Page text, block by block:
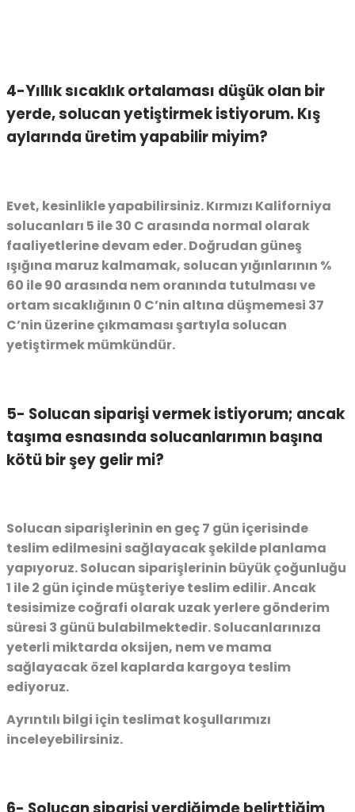
4-Yıllık sıcaklık ortalaması düşük olan bir
yerde, solucan yetiştirmek istiyorum. Kış
aylarında üretim yapabilir miyim?
Evet, kesinlikle yapabilirsiniz. Kırmızı Kaliforniya
solucanları 5 ile 30 C arasında normal olarak
faaliyetlerine devam eder. Doğrudan güneş
ışığına maruz kalmamak, solucan yığınlarının %
60 ile 90 arasında nem oranında tutulması ve
ortam sıcaklığının 0 C’nin altına düşmemesi 37
C’nin üzerine çıkmaması şartıyla solucan
yetiştirmek mümkündür.
5- Solucan siparişi vermek istiyorum; ancak
taşıma esnasında solucanlarımın başına
kötü bir şey gelir mi?
Solucan siparişlerinin en geç 7 gün içerisinde
teslim edilmesini sağlayacak şekilde planlama
yapıyoruz. Solucan siparişlerinin büyük çoğunluğu
1 ile 2 gün içinde müşteriye teslim edilir. Ancak
tesisimize coğrafi olarak uzak yerlere gönderim
süresi 3 günü bulabilmektedir. Solucanlarınıza
yeterli miktarda oksijen, nem ve mama
sağlayacak özel kaplarda kargoya teslim
ediyoruz.
Ayrıntılı bilgi için teslimat koşullarımızı
inceleyebilirsiniz.